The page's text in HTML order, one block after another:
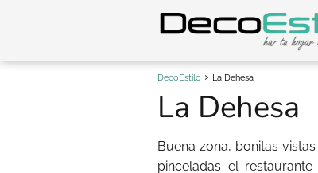
DecoEstilo La Dehesa
La Dehesa
Buena zona, bonitas
pinceladas el